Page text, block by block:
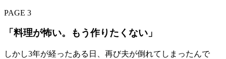
PAGE 3
「料理が怖い。もう作りたくない」
しかし3年が経ったある日、再び夫が倒れてしまったんで